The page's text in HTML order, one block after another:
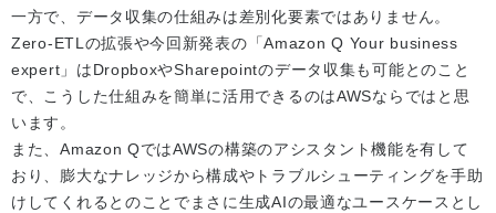
一方で、データ収集の仕組みは差別化要素ではありません。
Zero-ETLの拡張や今回新発表の「Amazon Q Your business
expert」はDropboxやSharepointのデータ収集も可能とのこと
で、こうした仕組みを簡単に活用できるのはAWSならではと思
います。
また、Amazon QではAWSの構築のアシスタント機能を有して
おり、膨大なナレッジから構成やトラブルシューティングを手助
けしてくれるとのことでまさに生成AIの最適なユースケースとし